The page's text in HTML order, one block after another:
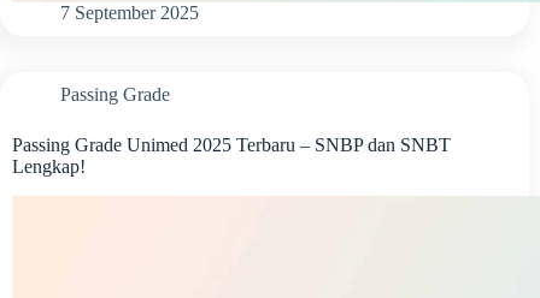
7 September 2025
Passing Grade
Passing Grade Unimed 2025 Terbaru – SNBP dan SNBT
Lengkap!